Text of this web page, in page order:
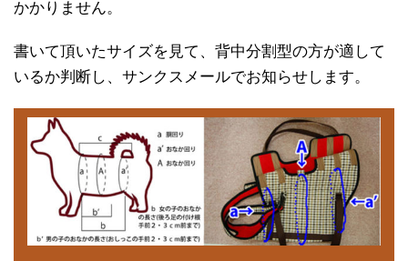
かかりません。
書いて頂いたサイズを見て、背中分割型の方が適して
いるか判断し、サンクスメールでお知らせします。